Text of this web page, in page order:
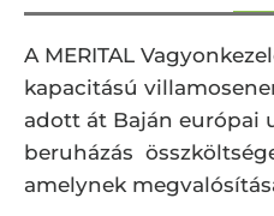
A MERITAL
kapacitású
adott át Baján európai
beruházás
amelynek